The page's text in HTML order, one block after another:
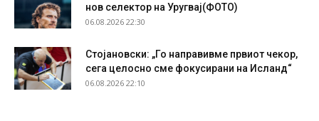
нов селектор на Уругвај(ФОТО)
06.08.2026 22:30
Стојановски: „Го направивме првиот чекор,
сега целосно сме фокусирани на Исланд“
06.08.2026 22:10